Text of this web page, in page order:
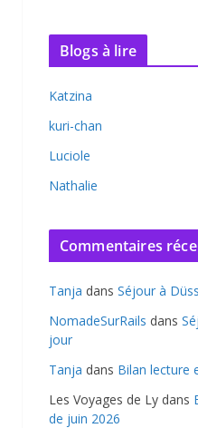
Blogs à lire
Katzina
kuri-chan
Luciole
Nathalie
Commentaires
Tanja dans Séjour à
NomadeSurRails dans
jour
Tanja dans Bilan lecture
Les Voyages de Ly dans
de juin 2026